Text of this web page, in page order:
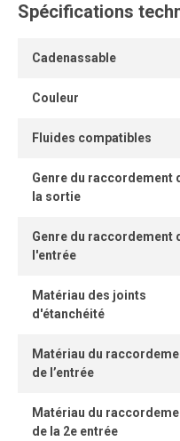
modules d’extrémité.
les ports d’extrémité se
Spécifications
Cadenassable
Couleur
Fluides compatibles
Genre du raccordement
la sortie
Genre du raccordement
l'entrée
Matériau des joints
d'étanchéité
Matériau du
de l’entrée
Matériau du
de la 2e entrée